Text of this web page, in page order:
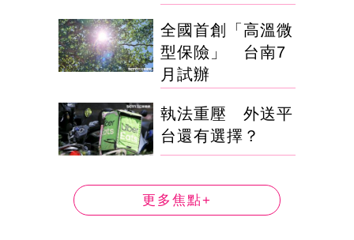
全國首創「高溫微
型保險」 台南7
月試辦
執法重壓 外送平
台還有選擇？
更多焦點+